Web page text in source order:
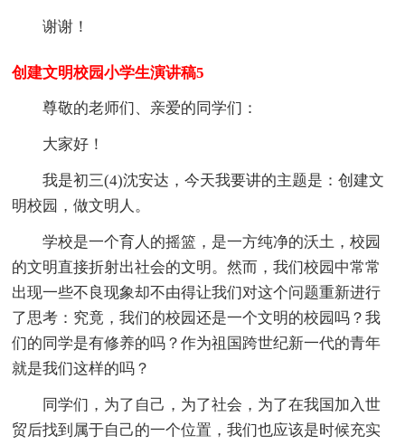
谢谢！
创建文明校园小学生演讲稿5
尊敬的老师们、亲爱的同学们：
大家好！
我是初三(4)沈安达，今天我要讲的主题是：创建文
明校园，做文明人。
学校是一个育人的摇篮，是一方纯净的沃土，校园
的文明直接折射出社会的文明。然而，我们校园中常常
出现一些不良现象却不由得让我们对这个问题重新进行
了思考：究竟，我们的校园还是一个文明的校园吗？我
们的同学是有修养的吗？作为祖国跨世纪新一代的青年
就是我们这样的吗？
同学们，为了自己，为了社会，为了在我国加入世
贸后找到属于自己的一个位置，我们也应该是时候充实